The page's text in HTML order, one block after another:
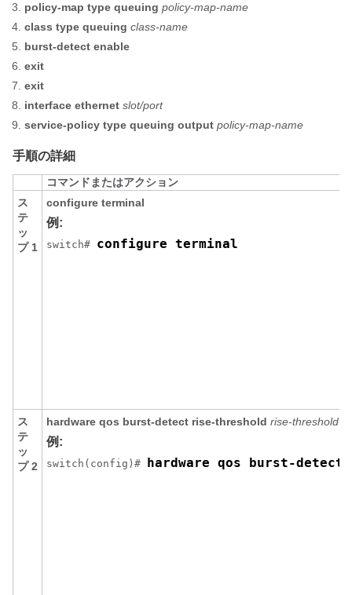
policy-map type queuing policy-map-name
class type queuing class-name
burst-detect enable
exit
exit
interface ethernet slot/port
service-policy type queuing output policy-map-name
手順の詳細
コマンドまたはアクション
ス
テ
ッ
プ 1
configure terminal
例:
switch# configure terminal
ス
テ
ッ
プ 2
hardware qos burst-detect rise-threshold rise-threshold-
例:
switch(config)# hardware qos burst-